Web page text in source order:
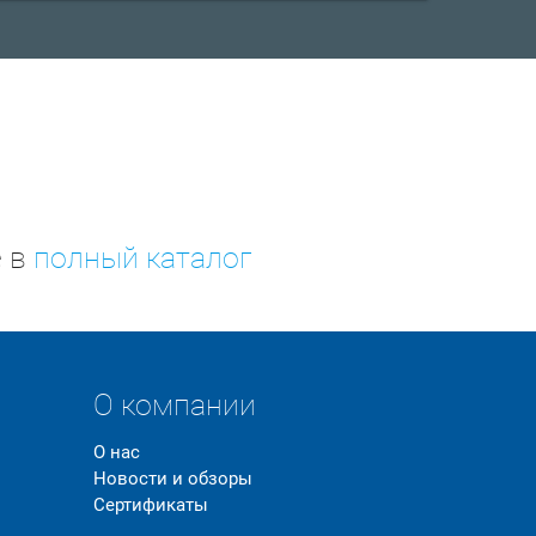
в полный каталог
О компании
О нас
Новости и обзоры
Сертификаты